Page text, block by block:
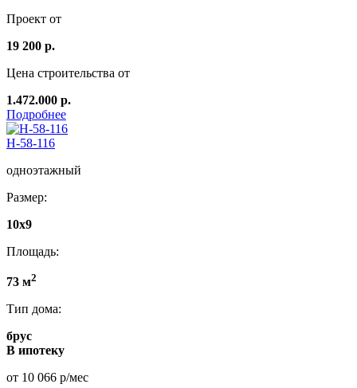
Проект от
19 200 р.
Цена строительства от
1.472.000 р.
Подробнее
Н-58-116
одноэтажный
Размер:
10х9
Площадь:
73 м2
Тип дома:
брус
В ипотеку
от 10 066 р/мес